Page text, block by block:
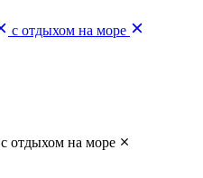
с отдыхом на море
с отдыхом на море